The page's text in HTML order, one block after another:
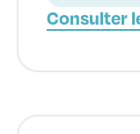
Consulter